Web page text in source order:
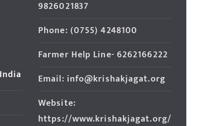
9826021837
Phone: (0755) 4248100
Farmer Help Line- 6262166222
Email: info@krishakjagat.org
Website:
https://www.krishakjagat.org/